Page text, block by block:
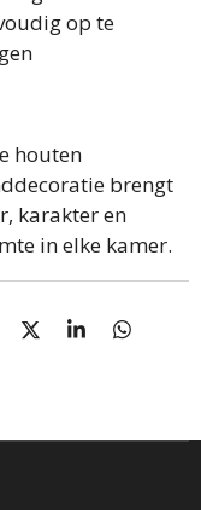
op te
houten
brengt
karakter en
in elke kamer.
D
S
D